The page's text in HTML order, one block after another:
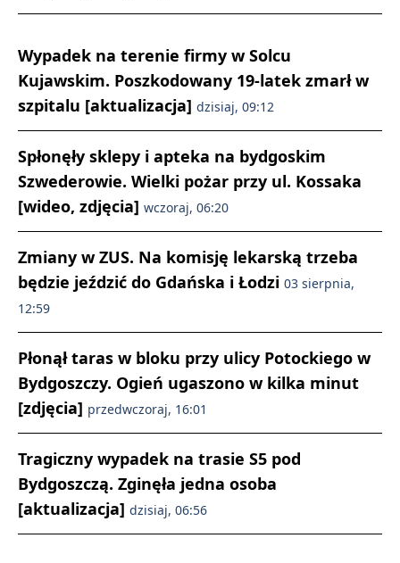
Wypadek na terenie firmy w Solcu
Kujawskim. Poszkodowany 19-latek zmarł w
szpitalu [aktualizacja] dzisiaj, 09:12
Spłonęły sklepy i apteka na bydgoskim
Szwederowie. Wielki pożar przy ul. Kossaka
[wideo, zdjęcia] wczoraj, 06:20
Zmiany w ZUS. Na komisję lekarską trzeba
będzie jeździć do Gdańska i Łodzi 03 sierpnia,
12:59
Płonął taras w bloku przy ulicy Potockiego w
Bydgoszczy. Ogień ugaszono w kilka minut
[zdjęcia] przedwczoraj, 16:01
Tragiczny wypadek na trasie S5 pod
Bydgoszczą. Zginęła jedna osoba
[aktualizacja] dzisiaj, 06:56